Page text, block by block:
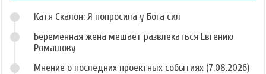
Катя Скалон: Я попросила у Бога сил
Беременная жена мешает развлекаться Евгению
Ромашову
Мнение о последних проектных событиях (7.08.2026)